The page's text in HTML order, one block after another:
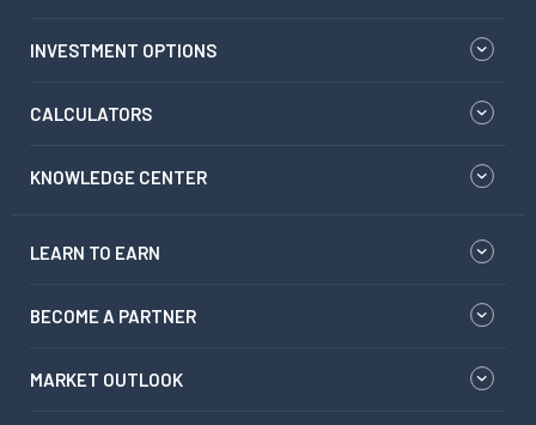
INVESTMENT OPTIONS
CALCULATORS
KNOWLEDGE CENTER
LEARN TO EARN
BECOME A PARTNER
MARKET OUTLOOK